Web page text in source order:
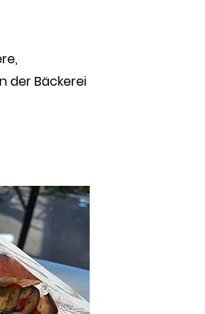
der Bäckerei